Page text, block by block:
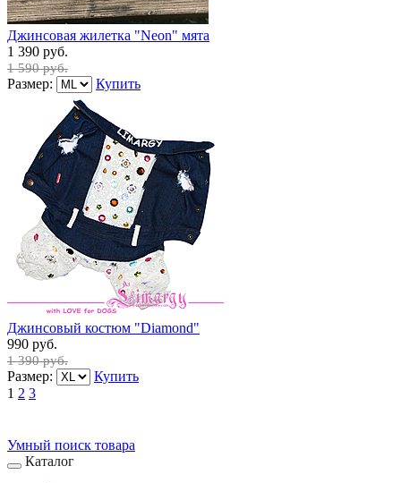
Джинсовая жилетка "Neon" мята
1 390 руб.
1 590 руб.
Размер: Купить
Джинсовый костюм "Diamond"
990 руб.
1 390 руб.
Размер:
Купить
1 2 3
Умный поиск товара
Каталог